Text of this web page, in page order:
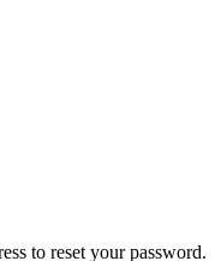
to reset your password.